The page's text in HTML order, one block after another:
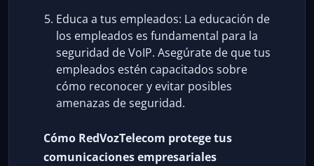
Educa a tus empleados: La educación de
los empleados es fundamental para la
seguridad de VoIP. Asegúrate de que tus
empleados estén capacitados sobre
cómo reconocer y evitar posibles
amenazas de seguridad.
Cómo RedVozTelecom protege tus
comunicaciones empresariales